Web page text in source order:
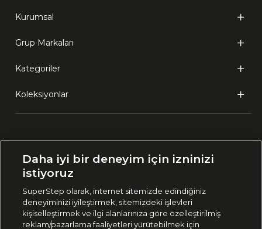
Kurumsal
Grup Markaları
Kategoriler
Koleksiyonlar
🇹🇷 Türkiye
444 37 36
Daha iyi bir deneyim için izninizi
istiyoruz
SuperStep olarak, internet sitemizde edindiğiniz
deneyiminizi iyileştirmek, sitemizdeki işlevleri
kişiselleştirmek ve ilgi alanlarınıza göre özelleştirilmiş
reklam/pazarlama faaliyetleri yürütebilmek için